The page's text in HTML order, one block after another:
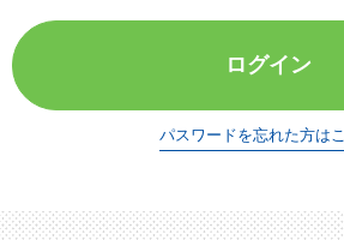
ログイン
パスワードを忘れた方は